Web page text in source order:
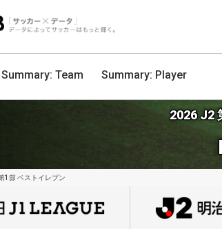
Summary: Team Summary: Player
2026 J2
1節 ベストイレブン